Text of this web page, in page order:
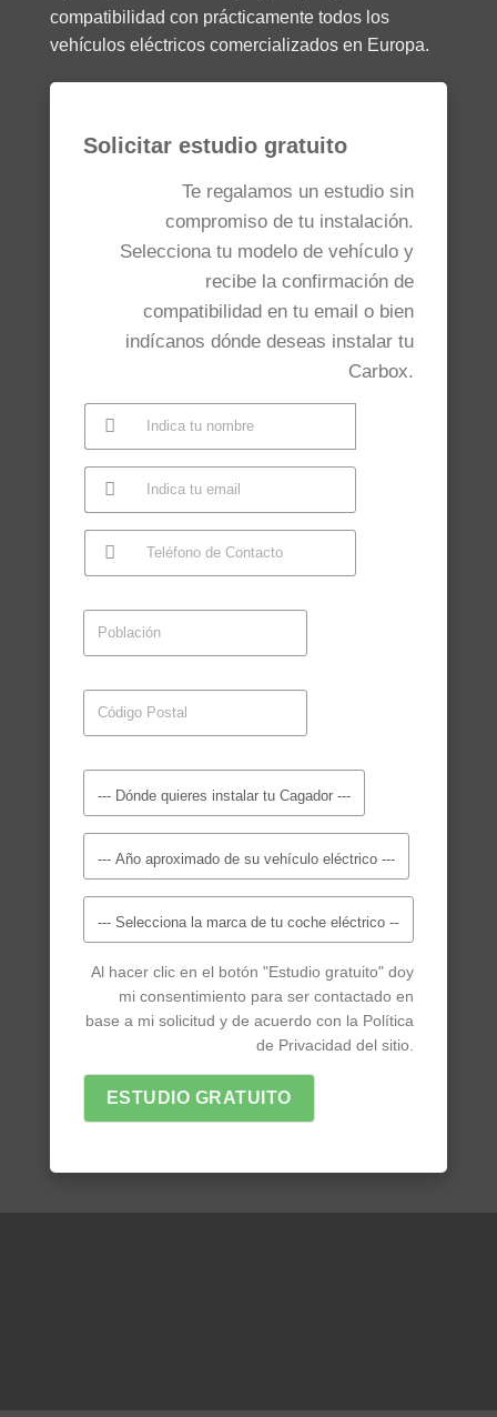
compatibilidad con prácticamente todos los
vehículos eléctricos comercializados en Europa.
Solicitar estudio gratuito
Te regalamos un estudio sin
compromiso de tu instalación.
Selecciona tu modelo de vehículo y
recibe la confirmación de
compatibilidad en tu email o bien
indícanos dónde deseas instalar tu
Carbox.
Al hacer clic en el botón "Estudio gratuito" doy
mi consentimiento para ser contactado en
base a mi solicitud y de acuerdo con la Política
de Privacidad del sitio.
ESTUDIO GRATUITO